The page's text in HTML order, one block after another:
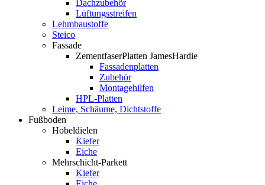
Dachzubehör
Lüftungsstreifen
Lehmbaustoffe
Steico
Fassade
ZementfaserPlatten JamesHardie
Fassadenplatten
Zubehör
Montagehilfen
HPL-Platten
Leime, Schäume, Dichtstoffe
Fußboden
Hobeldielen
Kiefer
Eiche
Mehrschicht-Parkett
Kiefer